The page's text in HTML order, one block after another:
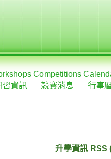
習資訊
Competitions
競賽消息
行事
升學資訊 RSS